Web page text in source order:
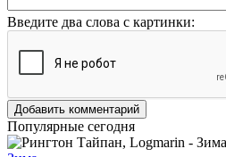
Введите два слова с картинки:
Добавить комментарий
Популярные сегодня